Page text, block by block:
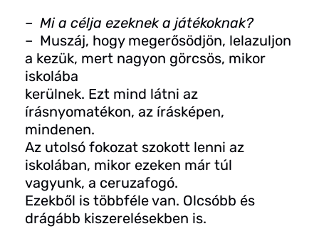
– Mi a célja ezeknek a játékoknak?
– Muszáj, hogy megerősödjön, lelazuljon
a kezük, mert nagyon görcsös, mikor
iskolába
kerülnek. Ezt mind látni az
írásnyomatékon, az írásképen,
mindenen.
Az utolsó fokozat szokott lenni az
iskolában, mikor ezeken már túl
vagyunk, a ceruzafogó.
Ezekből is többféle van. Olcsóbb és
drágább kiszerelésekben is.